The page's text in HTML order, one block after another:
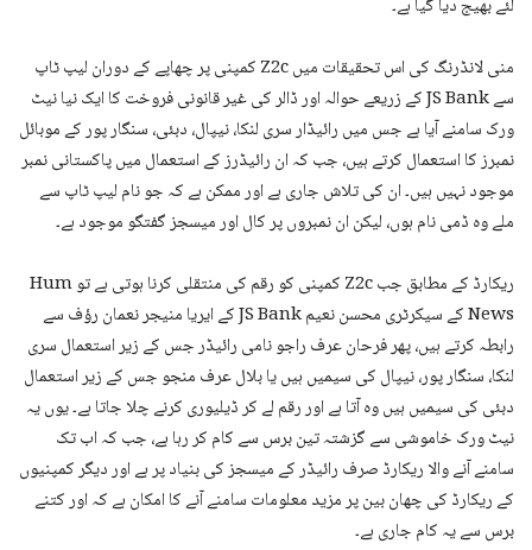
لئے بھیج دیا گیا ہے۔
منی لانڈرنگ کی اس تحقیقات میں Z2c کمپنی پر چھاپے کے دوران لیپ ٹاپ
سے JS Bank کے زریعے حوالہ اور ڈالر کی غیر قانونی فروخت کا ایک نیا نیٹ
ورک سامنے آیا ہے جس میں رائیڈار سری لنکا، نیپال، دبئی، سنگار پور کے موبائل
نمبرز کا استعمال کرتے ہیں، جب کہ ان رائیڈرز کے استعمال میں پاکستانی نمبر
موجود نہیں ہیں۔ ان کی تلاش جاری ہے اور ممکن ہے کہ جو نام لیپ ٹاپ سے
ملے وہ ڈمی نام ہوں، لیکن ان نمبروں پر کال اور میسجز گفتگو موجود ہے۔
ریکارڈ کے مطابق جب Z2c کمپنی کو رقم کی منتقلی کرنا ہوتی ہے تو Hum
News کے سیکرٹری محسن نعیم JS Bank کے ایریا منیجر نعمان رؤف سے
رابطہ کرتے ہیں، پھر فرحان عرف راجو نامی رائیڈر جس کے زیر استعمال سری
لنکا، سنگار پور، نیپال کی سیمیں ہیں یا بلال عرف منجو جس کے زیر استعمال
دبئی کی سیمیں ہیں وہ آتا ہے اور رقم لے کر ڈیلیوری کرنے چلا جاتا ہے۔ یوں یہ
نیٹ ورک خاموشی سے گزشتہ تین برس سے کام کر رہا ہے، جب کہ اب تک
سامنے آنے والا ریکارڈ صرف رائیڈر کے میسجز کی بنیاد پر ہے اور دیگر کمپنیوں
کے ریکارڈ کی چھان بین پر مزید معلومات سامنے آنے کا امکان ہے کہ اور کتنے
برس سے یہ کام جاری ہے۔